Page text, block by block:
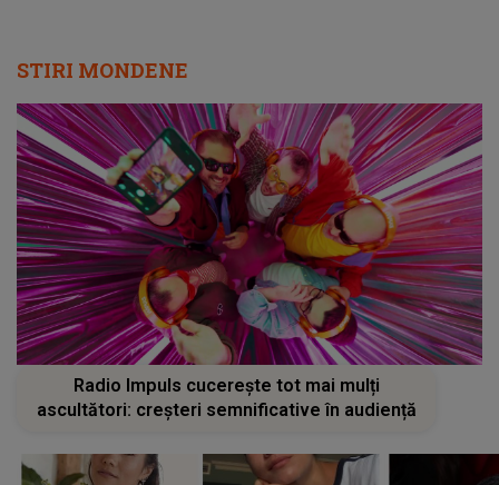
STIRI MONDENE
Radio Impuls cucerește tot mai mulți
ascultători: creșteri semnificative în audiență